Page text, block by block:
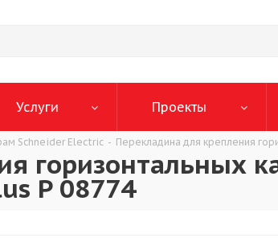
Услуги Проекты
Schneider Electric - Перекладина для крепления
горизонтальных
P 08774